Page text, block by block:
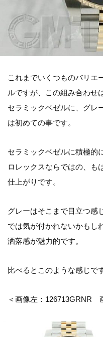
これまでいくつものバリエ
ルですが、この組み合わせ
セラミックベゼルに、グレ
は初めての事です。
セラミックベゼルに積極的
ロレックスならではの、も
仕上がりです。
グレーはそこまで目立つ感
では気が付かれないかもし
洒落感が魅力的です。
比べるとこのような感じで
＜画像左：126713GRNR